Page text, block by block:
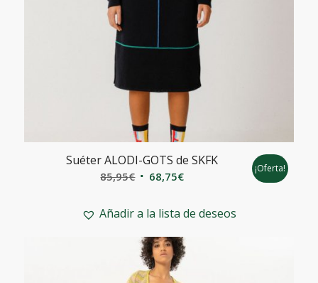
Suéter ALODI-GOTS de SKFK
85,95€ El
original
85,95€.
68,75€El
actual
68,75€.
¡Oferta!
Añadir a la lista de deseos